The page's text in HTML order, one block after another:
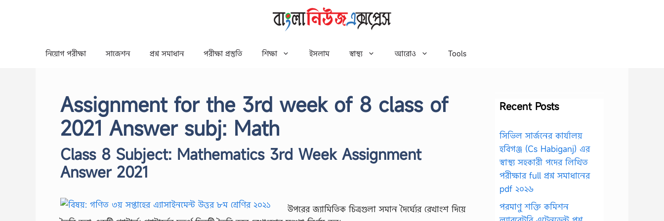
নিয়োগ পরীক্ষা সাজেশন প্রশ্ন সমাধান পরীক্ষা প্রস্তুতি শিক্ষা ইসলাম স্বাস্থ্য আরোও Tools
Assignment for the 3rd week of 8 class of
2021 Answer subj: Math
Class 8 Subject: Mathematics 3rd Week Assignment
Answer 2021
উপরের জ্যামিতিক চিত্রগুলা সমান দৈর্ঘ্যের রেখাংশ দিয়ে
Recent Posts
সিভিল সার্জনের কার্যালয়
হবিগঞ্জ (Cs Habiganj) এর
স্বাস্থ্য সহকারী পদের লিখিত
পরীক্ষার full প্রশ্ন সমাধানের
pdf ২০২৬
পরমাণু শক্তি কমিশন